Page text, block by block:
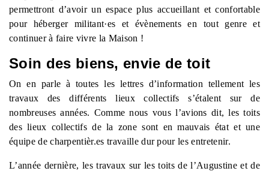
permettront d’avoir un espace plus accueillant et confortable
pour héberger militant·es et évènements en tout genre et
continuer à faire vivre la Maison !
Soin des biens, envie de toit
On en parle à toutes les lettres d’information tellement les
travaux des différents lieux collectifs s’étalent sur de
nombreuses années. Comme nous vous l’avions dit, les toits
des lieux collectifs de la zone sont en mauvais état et une
équipe de charpentièr.es travaille dur pour les entretenir.
L’année dernière, les travaux sur les toits de l’Augustine et de